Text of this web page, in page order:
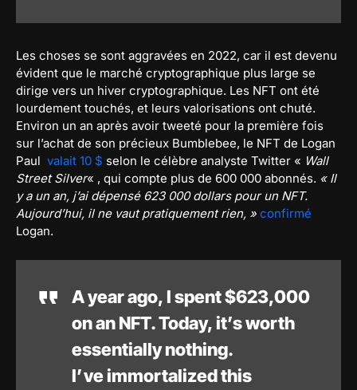
Les choses se sont aggravées en 2022, car il est devenu
évident que le marché cryptographique plus large se
dirige vers un hiver cryptographique. Les NFT ont été
lourdement touchés, et leurs valorisations ont chuté.
Environ un an après avoir tweeté pour la première fois
sur l’achat de son précieux Bumblebee, le NFT de Logan
Paul valait 10 $ selon le célèbre analyste Twitter « Wall
Street Silver« , qui compte plus de 600 000 abonnés. « Il
y a un an, j’ai dépensé 623 000 dollars pour un NFT.
Aujourd’hui, il ne vaut pratiquement rien, » confirmé
Logan.
A year ago, I spent $623,000
on an NFT. Today, it’s worth
essentially nothing.
I’ve immortalized this